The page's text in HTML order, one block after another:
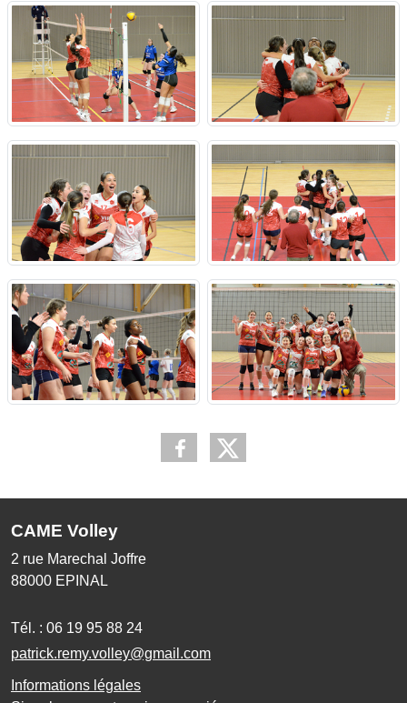
CAME Volley
2 rue Marechal Joffre
88000 EPINAL
Tél. : 06 19 95 88 24
patrick.remy.volley@gmail.com
Informations légales